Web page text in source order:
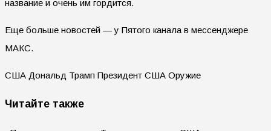
название и очень им гордится.
Еще больше новостей — у Пятого канала в мессенджере
МАКС.
США Дональд Трамп Президент США Оружие
Читайте также